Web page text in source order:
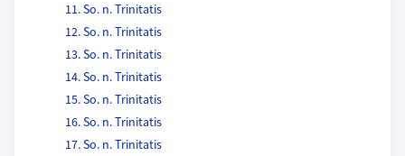
11. So. n. Trinitatis
12. So. n. Trinitatis
13. So. n. Trinitatis
14. So. n. Trinitatis
15. So. n. Trinitatis
16. So. n. Trinitatis
17. So. n. Trinitatis